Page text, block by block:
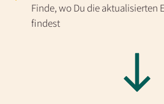
Finde, wo Du die aktualisierten
findest